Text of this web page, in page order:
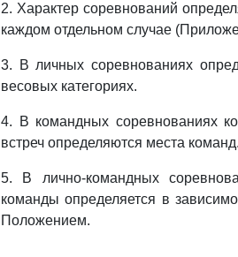
2. Характер соревнований
каждом отдельном случае
3. В личных соревнованиях
весовых категориях.
4. В командных соревнованиях
встреч определяются места команд.
5. В лично-командных
команды определяется в
Положением.